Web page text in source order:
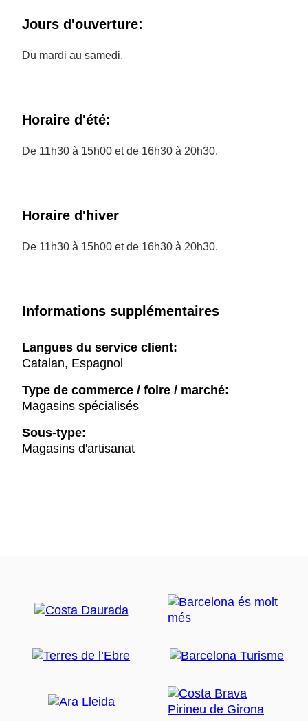
Jours d'ouverture:
Du mardi au samedi.
Horaire d'été:
De 11h30 à 15h00 et de 16h30 à 20h30.
Horaire d'hiver
De 11h30 à 15h00 et de 16h30 à 20h30.
Informations supplémentaires
Langues du service client:
Catalan, Espagnol
Type de commerce / foire / marché:
Magasins spécialisés
Sous-type:
Magasins d'artisanat